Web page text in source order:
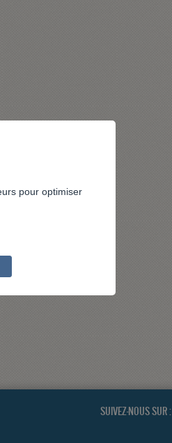
SUIVEZ-NOUS SUR :
pour optimiser